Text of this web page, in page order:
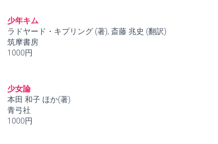
少年キム
ラドヤード・キプリング (著), 斎藤 兆史 (翻訳)
筑摩書房
1000円
少女論
本田 和子 ほか(著)
青弓社
1000円